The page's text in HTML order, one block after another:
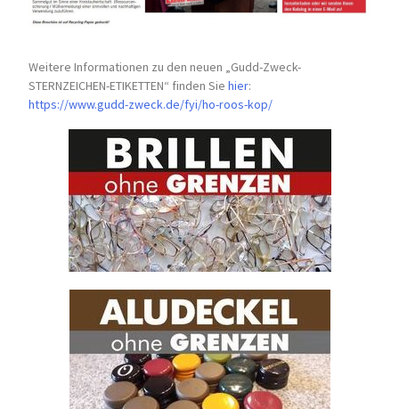
Weitere Informationen zu den neuen „Gudd-Zweck-
STERNZEICHEN-ETIKETTEN“ finden Siehier:
https://www.gudd-zweck.de/fyi/ho-roos-kop/